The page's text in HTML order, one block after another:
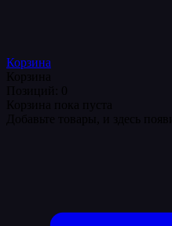
Корзина